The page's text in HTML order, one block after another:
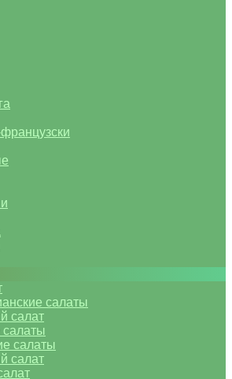
салаты
салат
салаты
салаты
салат